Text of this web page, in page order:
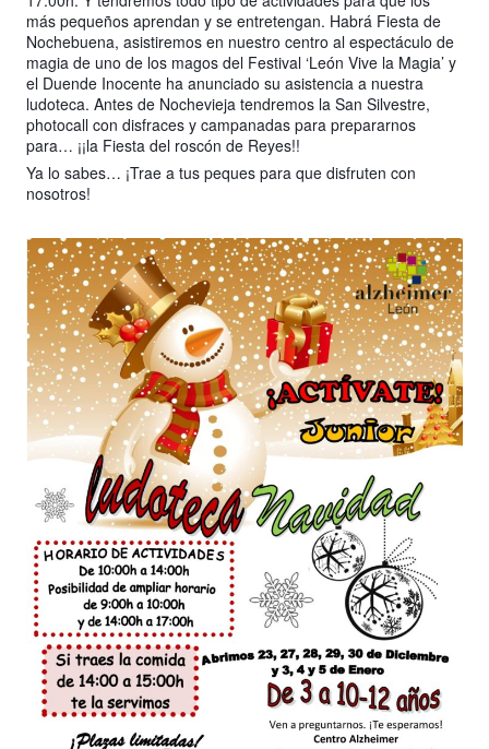
más pequeños aprendan y se entretengan. Habrá Fiesta de
Nochebuena, asistiremos en nuestro centro al espectáculo de
magia de uno de los magos del Festival ‘León Vive la Magia’ y
el Duende Inocente ha anunciado su asistencia a nuestra
ludoteca. Antes de Nochevieja tendremos la San Silvestre,
photocall con disfraces y campanadas para prepararnos
para… ¡¡la Fiesta del roscón de Reyes!!
Ya lo sabes… ¡Trae a tus peques para que disfruten con
nosotros!